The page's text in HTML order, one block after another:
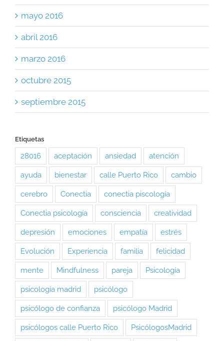
mayo 2016
abril 2016
marzo 2016
octubre 2015
septiembre 2015
Etiquetas
28016 aceptación ansiedad atención
ayuda bienestar calle Puerto Rico cambio
cerebro Conectia conectia piscología
Conectia psicología consciencia creatividad
depresión emociones empatía estrés
Evolución Experiencia familia felicidad
mente Mindfulness pareja Psicología
psicología madrid psicólogo
psicólogo de confianza psicólogo Madrid
psicólogos calle Puerto Rico PsicólogosMadrid